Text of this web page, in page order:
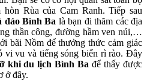
Rùa của Cam Ranh. Tiếp sau
đảo Bình Ba là bạn đi thăm các địa
thần công, đường hầm ven núi,…
bãi Nồm để thưởng thức cảm giác
vi vu và tiếng sóng biển rì rào. Đây
khi du lịch Bình Ba để thấy được
ở đây.